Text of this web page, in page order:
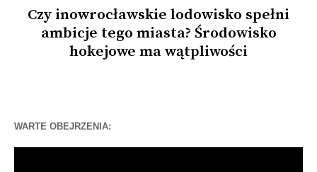
Czy inowrocławskie lodowisko spełni
ambicje tego miasta? Środowisko
hokejowe ma wątpliwości
WARTE OBEJRZENIA: